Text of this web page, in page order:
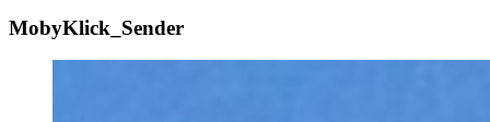
MobyKlick_Sender